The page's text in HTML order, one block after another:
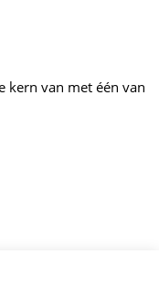
kern van met één van